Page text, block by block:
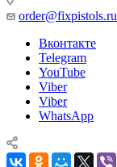
order@fixpistols.ru
Вконтакте
Telegram
YouTube
Viber
Viber
WhatsApp